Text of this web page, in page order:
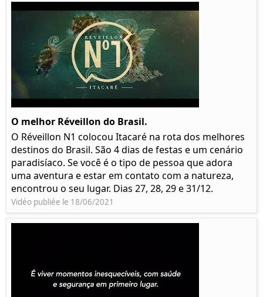
O melhor Réveillon do Brasil.
O Réveillon N1 colocou Itacaré na rota dos melhores
destinos do Brasil. São 4 dias de festas e um cenário
paradisíaco. Se você é o tipo de pessoa que adora
uma aventura e estar em contato com a natureza,
encontrou o seu lugar. Dias 27, 28, 29 e 31/12.
Vidéo publiée le 18/06/2021